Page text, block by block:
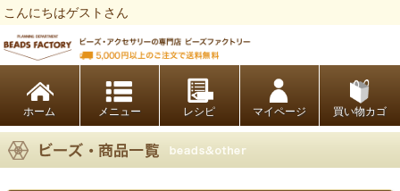
こんにちはゲストさん
ホーム レシピ マイページ 買い物カゴ